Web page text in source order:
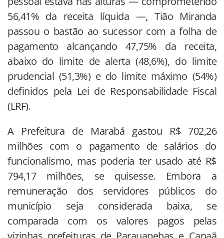
56,41% da receita líquida —, Tião Miranda
passou o bastão ao sucessor com a folha de
pagamento alcançando 47,75% da receita,
abaixo do limite de alerta (48,6%), do limite
prudencial (51,3%) e do limite máximo (54%)
definidos pela Lei de Responsabilidade Fiscal
(LRF).
A Prefeitura de Marabá gastou R$ 702,26
milhões com o pagamento de salários do
funcionalismo, mas poderia ter usado até R$
794,17 milhões, se quisesse. Embora a
remuneração dos servidores públicos do
município seja considerada baixa, se
comparada com os valores pagos pelas